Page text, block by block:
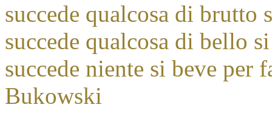
succede qualcosa di brutto
succede qualcosa di bello
succede niente si beve per
Bukowski